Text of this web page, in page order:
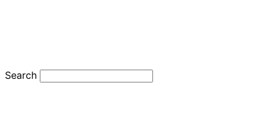
Search